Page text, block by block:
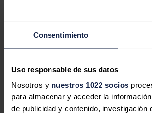
Consentimiento
Uso responsable de sus datos
Nosotros y nuestros 1022 socios
para almacenar y acceder la
de publicidad y contenido, investigación